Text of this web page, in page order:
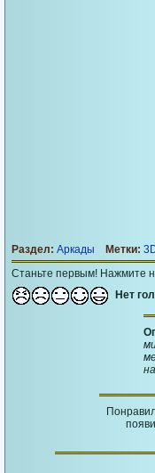
Раздел: Аркады Метки:
Станьте первым! Нажмите
Нет